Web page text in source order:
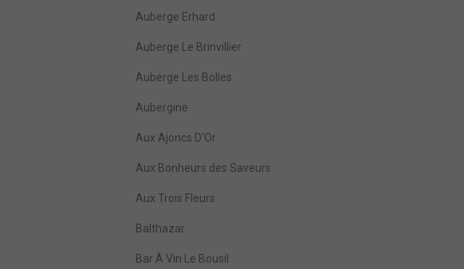
Auberge Erhard
Auberge Le Brinvillier
Auberge Les Bolles
Aubergine
Aux Ajoncs D'Or
Aux Bonheurs des Saveurs
Aux Trois Fleurs
Balthazar
Bar À Vin Le Bousil